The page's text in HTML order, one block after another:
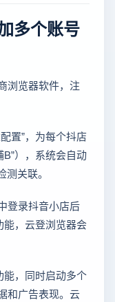
多个账号
浏览器软件，注
置”，为每个抖店
B”），系统会自动
关联。
登录抖音小店后
能，云登浏览器会
能，同时启动多个
和广告表现。云